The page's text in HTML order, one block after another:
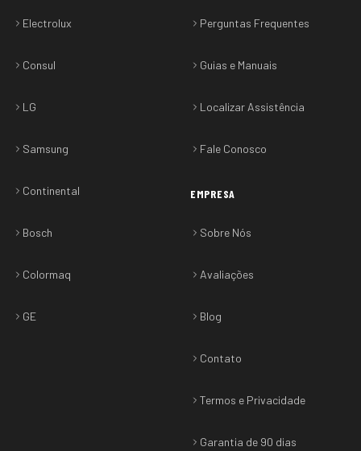
Electrolux
Consul
LG
Samsung
Continental
Bosch
Colormaq
GE
Perguntas Frequentes
Guias e Manuais
Localizar Assistência
Fale Conosco
EMPRESA
Sobre Nós
Avaliações
Blog
Contato
Termos e Privacidade
Garantia de 90 dias